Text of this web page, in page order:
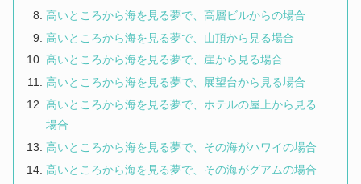
高いところから海を見る夢で、高層ビルからの場合
高いところから海を見る夢で、山頂から見る場合
高いところから海を見る夢で、崖から見る場合
高いところから海を見る夢で、展望台から見る場合
高いところから海を見る夢で、ホテルの屋上から見る
場合
高いところから海を見る夢で、その海がハワイの場合
高いところから海を見る夢で、その海がグアムの場合